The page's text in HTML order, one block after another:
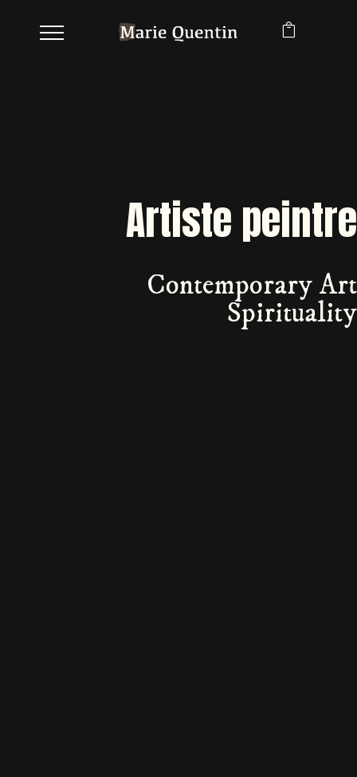
Artiste peintre
Contemporary Art
Spirituality